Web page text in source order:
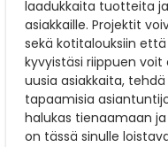
laadukkaita tuotteita
asiakkaille. Projektit
sekä kotitalouksiin
kyvyistäsi riippuen
uusia asiakkaita,
tapaamisia
halukas tienaamaan
on tässä sinulle